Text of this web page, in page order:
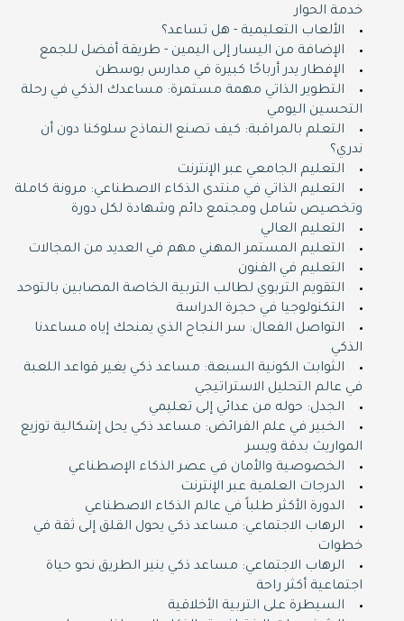
خدمة الحوار
الألعاب التعليمية - هل تساعد؟
الإضافة من اليسار إلى اليمين - طريقة أفضل للجمع
الإفطار يدر أرباحًا كبيرة في مدارس بوسطن
التطوير الذاتي مهمة مستمرة: مساعدك الذكي في رحلة
التحسين اليومي
التعلم بالمراقبة: كيف تصنع النماذج سلوكنا دون أن
ندري؟
التعليم الجامعي عبر الإنترنت
التعليم الذاتي في منتدى الذكاء الاصطناعي: مرونة كاملة
وتخصيص شامل ومجتمع دائم وشهادة لكل دورة
التعليم العالي
التعليم المستمر المهني مهم في العديد من المجالات
التعليم في الفنون
التقويم التربوي لطالب التربية الخاصة المصابين بالتوحد
التكنولوجيا في حجرة الدراسة
التواصل الفعال: سر النجاح الذي يمنحك إياه مساعدنا
الذكي
الثوابت الكونية السبعة: مساعد ذكي يغير قواعد اللعبة
في عالم التحليل الاستراتيجي
الجدل: حوله من عدائي إلى تعليمي
الخبير في علم الفرائض: مساعد ذكي يحل إشكالية توزيع
المواريث بدقة ويسر
الخصوصية والأمان في عصر الذكاء الإصطناعي
الدرجات العلمية عبر الإنترنت
الدورة اﻷكثر طلباً في عالم الذكاء الاصطناعي
الرهاب الاجتماعي: مساعد ذكي يحول القلق إلى ثقة في
خطوات
الرهاب الاجتماعي: مساعد ذكي ينير الطريق نحو حياة
اجتماعية أكثر راحة
السيطرة على التربية الأخلاقية